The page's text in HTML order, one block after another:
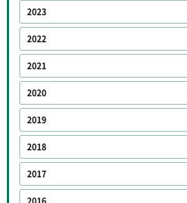
2023
2022
2021
2020
2019
2018
2017